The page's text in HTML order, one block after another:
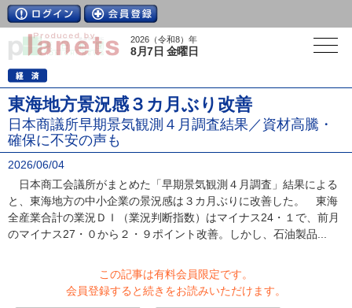
2026（令和8）年
8月7日 金曜日
東海地方景況感３カ月ぶり改善
日本商議所早期景気観測４月調査結果／資材高騰・
確保に不安の声も
2026/06/04
日本商工会議所がまとめた「早期景気観測４月調査」結果による
と、東海地方の中小企業の景況感は３カ月ぶりに改善した。 東海
全産業合計の業況ＤＩ（業況判断指数）はマイナス24・１で、前月
のマイナス27・０から２・９ポイント改善。しかし、石油製品...
この記事は有料会員限定です。
会員登録すると続きをお読みいただけます。